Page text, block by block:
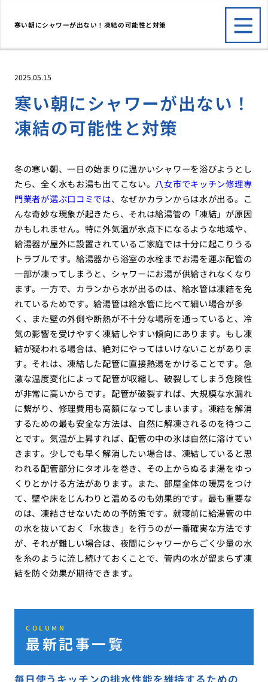
寒い朝にシャワーが出ない！凍結の可能性と対策
2025.05.15
寒い朝にシャワーが出ない！
凍結の可能性と対策
冬の寒い朝、一日の始まりに温かいシャワーを浴びようとし
たら、全く水もお湯も出てこない。 八女市でキッチン修理専
門業者が選ぶ口コミでは、なぜかカランからは水が出る。こ
んな奇妙な現象が起きたら、それは給湯管の「凍結」が原因
かもしれません。特に外気温が氷点下になるような地域や、
給湯器が屋外に設置されているご家庭では十分に起こりうる
トラブルです。給湯器から浴室の水栓までお湯を運ぶ配管の
一部が凍ってしまうと、シャワーにお湯が供給されなくなり
ます。一方で、カランから水が出るのは、給水管は凍結を免
れているためです。給湯管は給水管に比べて細い場合が多
く、また壁の外側や断熱が不十分な場所を通っていると、冷
気の影響を受けやすく凍結しやすい傾向にあります。もし凍
結が疑われる場合は、絶対にやってはいけないことがありま
す。それは、凍結した配管に直接熱湯をかけることです。急
激な温度変化によって配管が収縮し、破裂してしまう危険性
が非常に高いからです。配管が破裂すれば、大規模な水漏れ
に繋がり、修理費用も高額になってしまいます。凍結を解消
するための最も安全な方法は、自然に解凍されるのを待つこ
とです。気温が上昇すれば、配管の中の氷は自然に溶けてい
きます。少しでも早く解消したい場合は、凍結していると思
われる配管部分にタオルを巻き、その上からぬるま湯をゆっ
くりとかける方法があります。また、部屋全体の暖房をつけ
て、壁や床をじんわりと温めるのも効果的です。最も重要な
のは、凍結させないための予防策です。就寝前に給湯管の中
の水を抜いておく「水抜き」を行うのが一番確実な方法です
が、それが難しい場合は、夜間にシャワーからごく少量の水
を糸のように流し続けておくことで、管内の水が留まらず凍
結を防ぐ効果が期待できます。
COLUMN
最新記事一覧
毎日使うキッチンの排水性能を維持するための